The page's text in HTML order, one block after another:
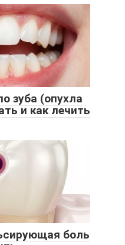
зуба (опухла
и как лечить
боль